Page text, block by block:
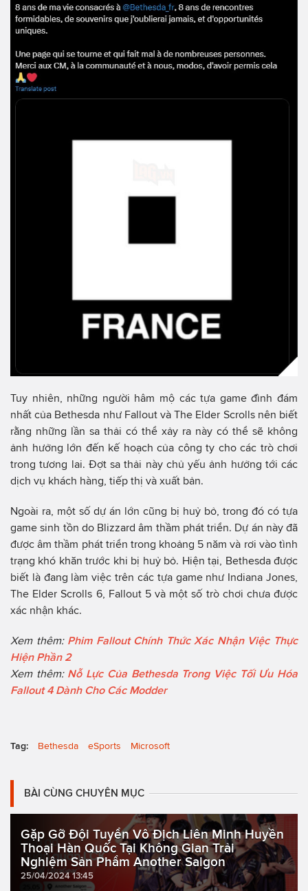
Tuy nhiên, những người hâm mộ các tựa game đình đám
nhất của Bethesda như Fallout và The Elder Scrolls nên biết
rằng những lần sa thải có thể xảy ra này có thể sẽ không
ảnh hưởng lớn đến kế hoạch của công ty cho các trò chơi
trong tương lai. Đợt sa thải này chủ yếu ảnh hưởng tới các
dịch vụ khách hàng, tiếp thị và xuất bản.
Ngoài ra, một số dự án lớn cũng bị huỷ bỏ, trong đó có tựa
game sinh tồn do Blizzard âm thầm phát triển. Dự án này đã
được âm thầm phát triển trong khoảng 5 năm và rơi vào tình
trạng khó khăn trước khi bị huỷ bỏ. Hiện tại, Bethesda được
biết là đang làm việc trên các tựa game như Indiana Jones,
The Elder Scrolls 6, Fallout 5 và một số trò chơi chưa được
xác nhận khác.
Xem thêm: Phim Fallout Chính Thức Xác Nhận Việc Thực
Hiện Phần 2
Xem thêm: Nỗ Lực Của Bethesda Trong Việc Tối Ưu Hóa
Fallout 4 Dành Cho Các Modder
Tag: Bethesda eSports Microsoft
BÀI CÙNG CHUYÊN MỤC
Gặp Gỡ Đội Tuyển Vô Địch Liên Minh Huyền
Thoại Hàn Quốc Tại Không Gian Trải
Nghiệm Sản Phẩm Another Saigon
25/04/2024 13:45